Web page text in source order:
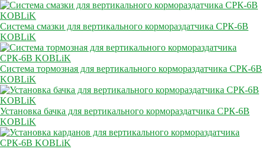
Система смазки для вертикального кормораздатчика СРК-6В
KOBLiK
Система тормозная для вертикального кормораздатчика СРК-6В
KOBLiK
Установка бачка для вертикального кормораздатчика СРК-6В
KOBLiK